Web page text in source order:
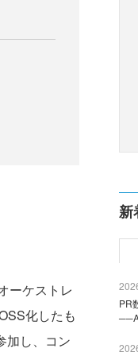
ーケストレ
化したも
加し、コン
新
PR